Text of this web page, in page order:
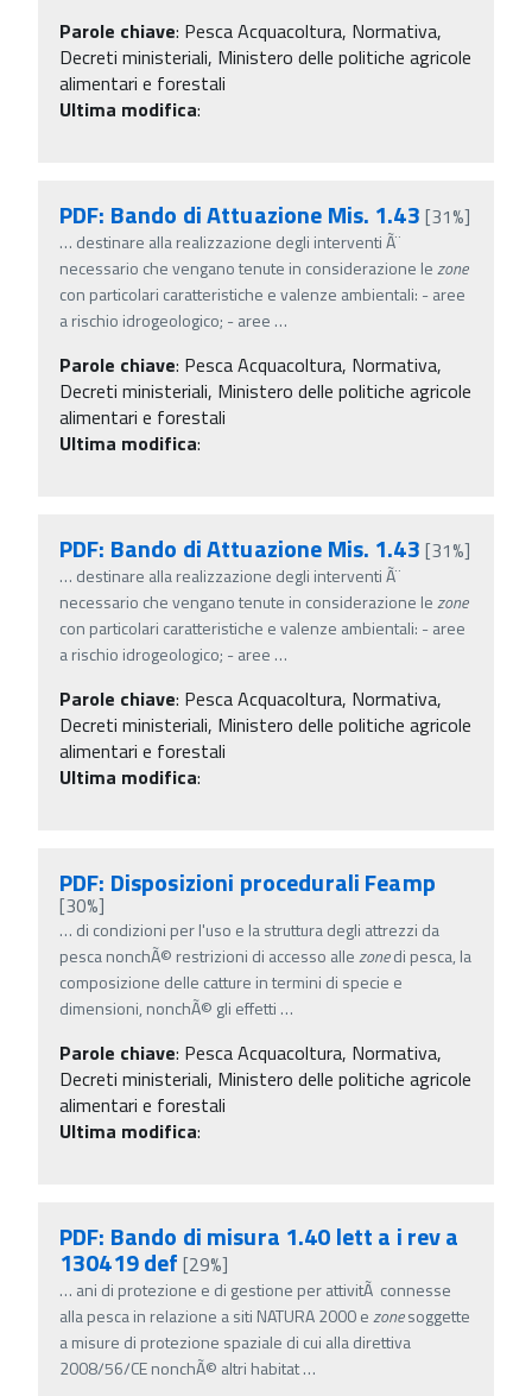
Parole chiave: Pesca Acquacoltura, Normativa,
Decreti ministeriali, Ministero delle politiche agricole
alimentari e forestali
Ultima modifica:
PDF: Bando di Attuazione Mis. 1.43 [31%]
… destinare alla realizzazione degli interventi Ã¨
necessario che vengano tenute in considerazione lezone
con particolari caratteristiche e valenze ambientali: - aree
a rischio idrogeologico; - aree …
Parole chiave: Pesca Acquacoltura, Normativa,
Decreti ministeriali, Ministero delle politiche agricole
alimentari e forestali
Ultima modifica:
PDF: Bando di Attuazione Mis. 1.43 [31%]
… destinare alla realizzazione degli interventi Ã¨
necessario che vengano tenute in considerazione lezone
con particolari caratteristiche e valenze ambientali: - aree
a rischio idrogeologico; - aree …
Parole chiave: Pesca Acquacoltura, Normativa,
Decreti ministeriali, Ministero delle politiche agricole
alimentari e forestali
Ultima modifica:
PDF: Disposizioni procedurali Feamp
[30%]
… di condizioni per l'uso e la struttura degli attrezzi da
pesca nonchÃ© restrizioni di accesso allezonedi pesca, la
composizione delle catture in termini di specie e
dimensioni, nonchÃ© gli effetti …
Parole chiave: Pesca Acquacoltura, Normativa,
Decreti ministeriali, Ministero delle politiche agricole
alimentari e forestali
Ultima modifica:
PDF: Bando di misura 1.40 lett a i rev a
130419 def [29%]
… ani di protezione e di gestione per attivitÃ connesse
alla pesca in relazione a siti NATURA 2000 ezonesoggette
a misure di protezione spaziale di cui alla direttiva
2008/56/CE nonchÃ© altri habitat…